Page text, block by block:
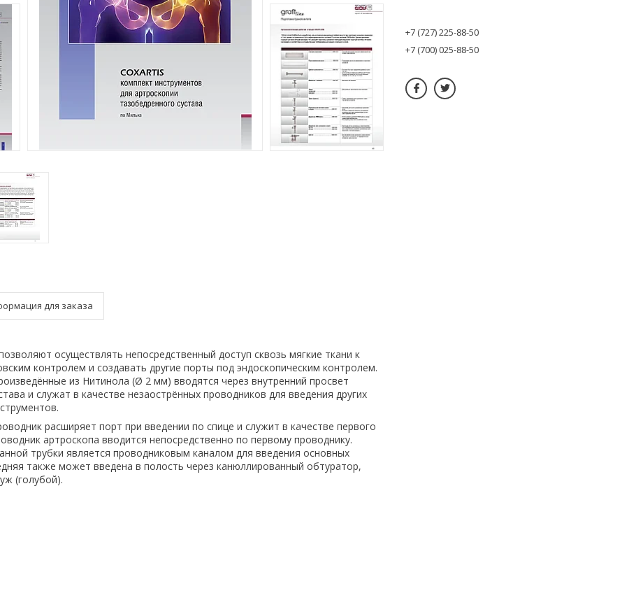
для заказа
осуществлять непосредственный доступ сквозь мягкие ткани к
контролем и создавать другие порты под эндоскопическим контролем.
из Нитинола (Ø 2 мм) вводятся через внутренний просвет
и служат в качестве незаострённых проводников для введения других
расширяет порт при введении по спице и служит в качестве первого
артроскопа вводится непосредственно по первому проводнику.
трубки является проводниковым каналом для введения основных
также может введена в полость через канюллированный обтуратор,
(голубой).
+7 (727) 225-88-50
+7 (700) 025-88-50